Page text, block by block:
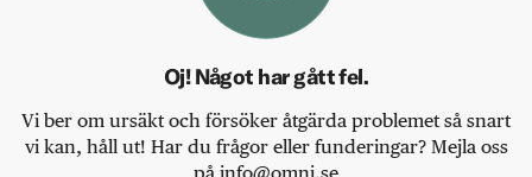
Oj! Något har gått fel.
Vi ber om ursäkt och försöker åtgärda problemet så snart
vi kan, håll ut! Har du frågor eller funderingar? Mejla oss